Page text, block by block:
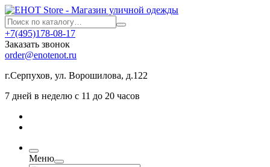
+7(495)178-08-17
Заказать звонок
order@enotenot.ru
г.Серпухов, ул. Ворошилова, д.122
7 дней в неделю с 11 до 20 часов
Меню